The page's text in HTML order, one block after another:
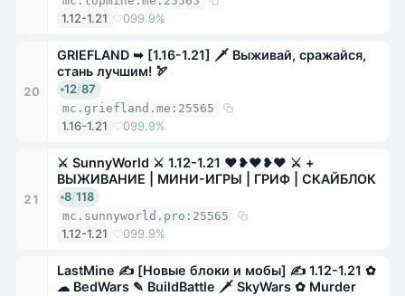
1.12-1.21 099.9%
20
GRIEFLAND ➥ [1.16-1.21] 🗡 Выживай, сражайся,
стань лучшим! 🏹
12/87
mc.griefland.me:25565
1.16-1.21 099.9%
21
⚔ SunnyWorld ⚔ 1.12-1.21 ❤❥❤❥❤ ⚔ +
ВЫЖИВАНИЕ | МИНИ-ИГРЫ | ГРИФ | СКАЙБЛОК
8/118
mc.sunnyworld.pro:25565
1.12-1.21 099.9%
LastMine ✍ [Новые блоки и мобы] ✍ 1.12-1.21 ✿
☁ BedWars ✎ BuildBattle 🗡 SkyWars ✿ Murder